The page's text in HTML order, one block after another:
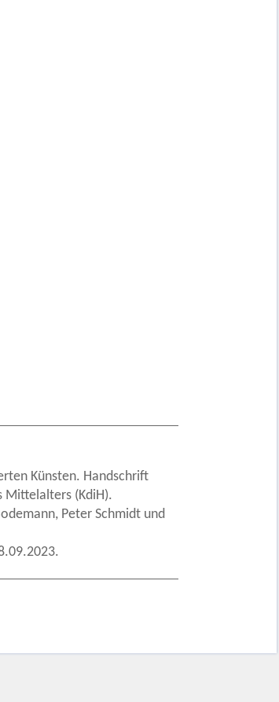
Künsten. Handschrift
Mittelalters (KdiH).
Peter Schmidt und